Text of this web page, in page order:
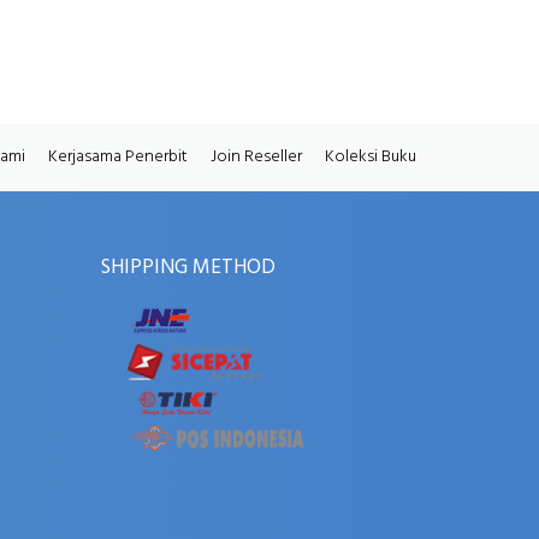
Kerjasama Penerbit Join Reseller Koleksi Buku
SHIPPING METHOD